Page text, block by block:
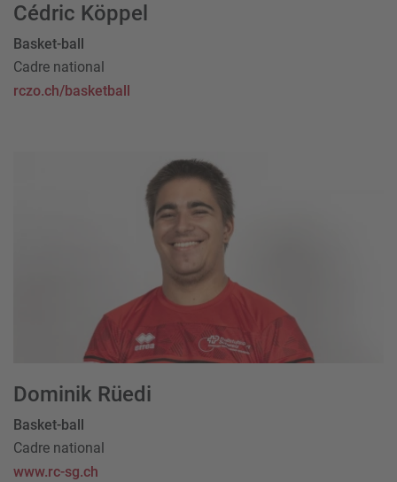
Cédric Köppel
Basket-ball
Cadre national
rczo.ch/basketball
Dominik Rüedi
Basket-ball
Cadre national
www.rc-sg.ch